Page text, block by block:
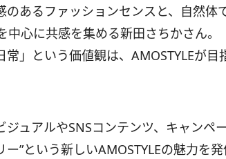
のあるファッションセンスと、自然体
中心に共感を集める新田さちかさん
常」という価値観は、AMOSTYLEが
ジュアルやSNSコンテンツ、キャンペ
ー”という新しいAMOSTYLEの魅力を発